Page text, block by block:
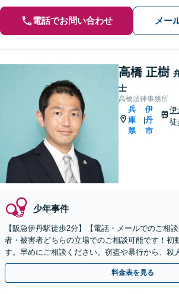
電話でお問い合わせ メー
高橋 正樹
士
高橋法律事務所
兵
庫
県
伊
丹
市
徒
少年事件
【阪急伊丹駅徒歩2分】【電話・メールでのご相
者・被害者どちらの立場でのご相談可能です！初
す。早めにご相談ください。窃盗や暴行から、殺
応いたします【夜間休日対応可】【オンライン面
料金表を見る